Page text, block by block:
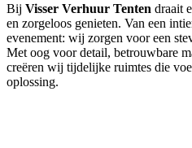
Bij Visser Verhuur Tenten draait
en zorgeloos genieten. Van een
evenement: wij zorgen voor een
Met oog voor detail, betrouwbare
creëren wij tijdelijke ruimtes die
oplossing.